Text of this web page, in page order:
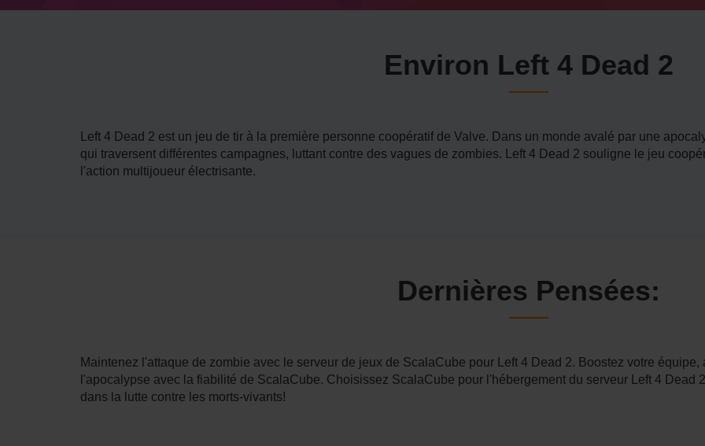
Environ Left 4 Dead 2
Left 4 Dead 2 est un jeu de tir à la première personne coopératif de Valve. Dans un monde avalé par une
qui traversent différentes campagnes, luttant contre des vagues de zombies. Left 4 Dead 2 souligne le jeu
l'action multijoueur électrisante.
Dernières Pensées:
Maintenez l'attaque de zombie avec le serveur de jeux de ScalaCube pour Left 4 Dead 2. Boostez votre
l'apocalypse avec la fiabilité de ScalaCube. Choisissez ScalaCube pour l'hébergement du serveur Left 4 Dead
dans la lutte contre les morts-vivants!